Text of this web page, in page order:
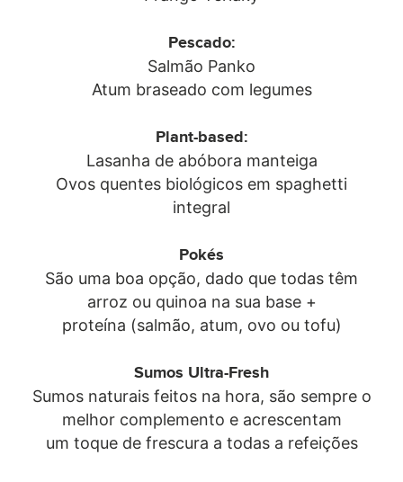
Pescado:
Salmão Panko
Atum braseado com legumes
Plant-based:
Lasanha de abóbora manteiga
Ovos quentes biológicos em spaghetti
integral
Pokés
São uma boa opção, dado que todas têm
arroz ou quinoa na sua base +
proteína (salmão, atum, ovo ou tofu)
Sumos Ultra-Fresh
Sumos naturais feitos na hora, são sempre o
melhor complemento e acrescentam
um toque de frescura a todas a refeições